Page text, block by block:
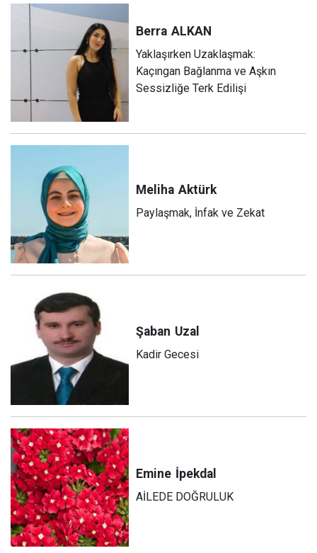
Berra ALKAN
Yaklaşırken Uzaklaşmak:
Kaçıngan Bağlanma ve Aşkın
Sessizliğe Terk Edilişi
Meliha Aktürk
Paylaşmak, İnfak ve Zekat
Şaban Uzal
Kadir Gecesi
Emine İpekdal
AİLEDE DOĞRULUK